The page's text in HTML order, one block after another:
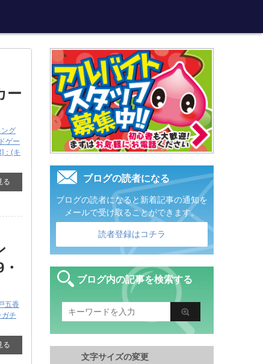
ー
ング
ゲー
：(キ
る
五香
ガチ
る
ブログの読者になる
ブログの読者になると新着記事の通知を
メールで受け取ることができます。
読者登録はコチラ
ブログ内の記事を検索する
文字サイズの変更